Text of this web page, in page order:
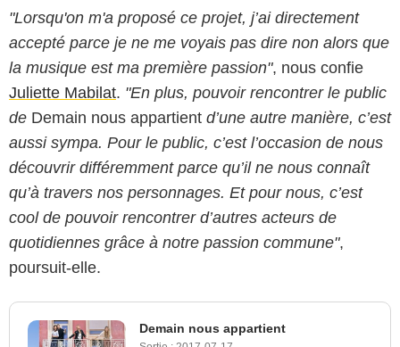
"Lorsqu'on m'a proposé ce projet, j’ai directement
accepté parce je ne me voyais pas dire non alors que
la musique est ma première passion", nous confie
Juliette Mabilat. "En plus, pouvoir rencontrer le public
de Demain nous appartient d’une autre manière, c’est
aussi sympa. Pour le public, c’est l’occasion de nous
découvrir différemment parce qu’il ne nous connaît
qu’à travers nos personnages. Et pour nous, c’est
cool de pouvoir rencontrer d’autres acteurs de
quotidiennes grâce à notre passion commune",
poursuit-elle.
Demain nous appartient